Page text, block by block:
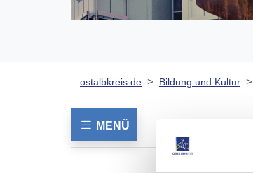
ostalbkreis.de Bildung und Kultur
MENÜ